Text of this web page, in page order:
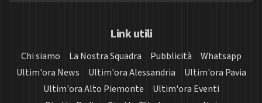
Link utili
Chi siamo La Nostra Squadra Pubblicità
Whatsapp
Ultim'ora News
Ultim'ora Alessandria
Ultim'ora Pavia
Ultim'ora Alto Piemonte
Ultim'ora Eventi